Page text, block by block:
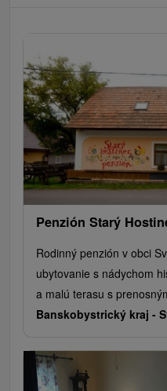
Penzión Starý
Rodinný penzión v obci
ubytovanie s nádychom
a malú terasu s
Banskobystrický kraj -